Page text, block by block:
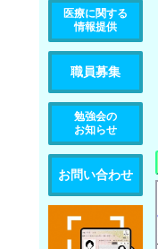
医療に関する
情報提供
職員募集
勉強会の
お知らせ
お問い合わせ